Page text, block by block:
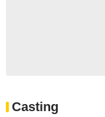
Casting